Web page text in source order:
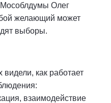
Мособлдумы Олег
желающий может
выборы.
как работает
взаимодействие